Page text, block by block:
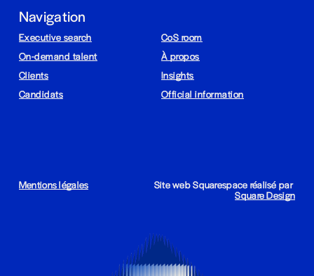
Navigation
Executive search
On-demand talent
Clients
Candidats
CoS room
À propos
Insights
Official information
Site web Squarespace réalisé par
Square Design
Mentions légales